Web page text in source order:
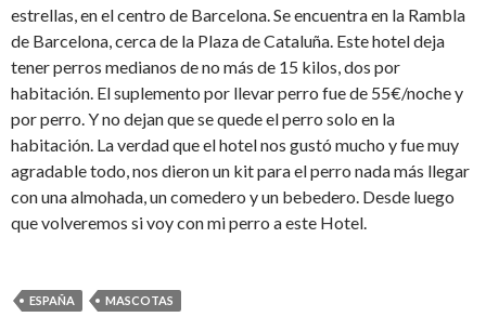
estrellas, en el centro de Barcelona. Se encuentra en la Rambla
de Barcelona, cerca de la Plaza de Cataluña. Este hotel deja
tener perros medianos de no más de 15 kilos, dos por
habitación. El suplemento por llevar perro fue de 55€/noche y
por perro. Y no dejan que se quede el perro solo en la
habitación. La verdad que el hotel nos gustó mucho y fue muy
agradable todo, nos dieron un kit para el perro nada más llegar
con una almohada, un comedero y un bebedero. Desde luego
que volveremos si voy con mi perro a este Hotel.
ESPAÑA MASCOTAS